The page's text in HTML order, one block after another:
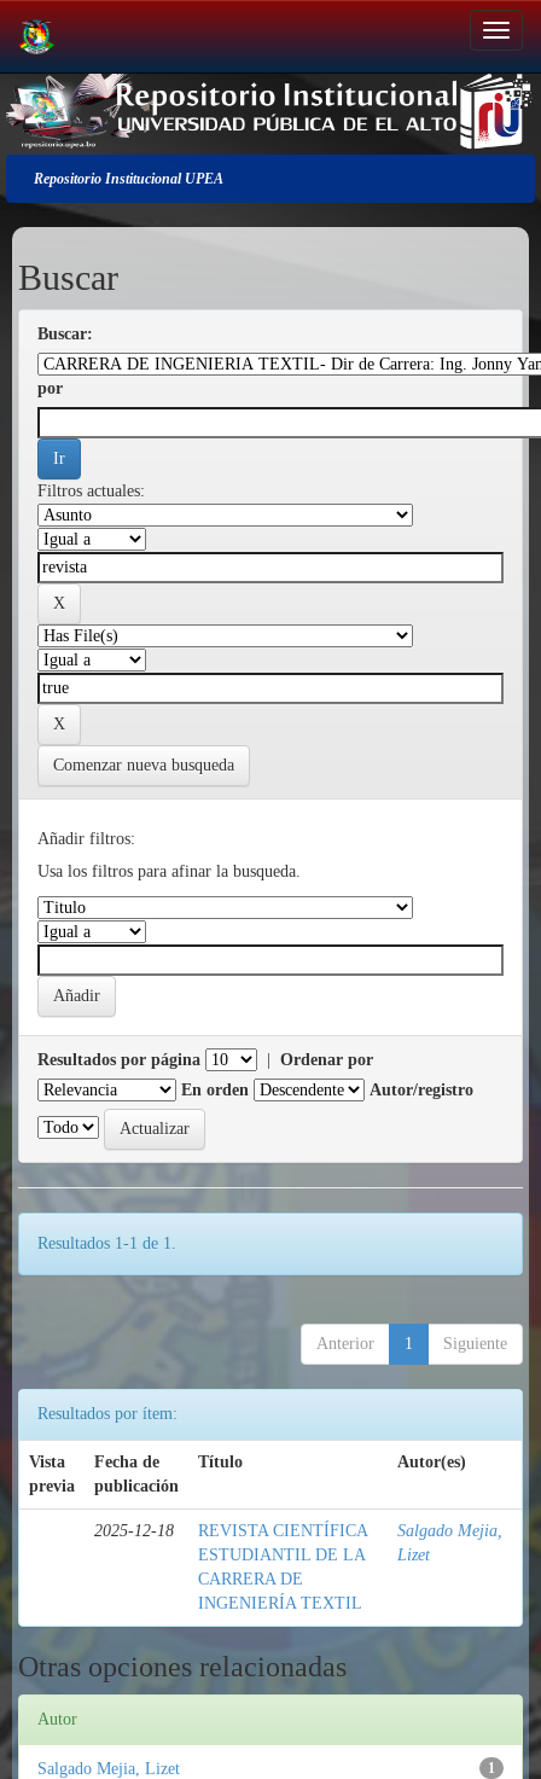
Salir
de
la
navegación
Repositorio Institucional UPEA
Buscar
Buscar:
por
Filtros actuales:
Comenzar nueva busqueda
Añadir filtros:
Usa los filtros para afinar la busqueda.
Resultados por página
Ordenar por
En orden
Autor/registro
Resultados 1-1 de 1.
Anterior 1 Siguiente
Resultados por ítem:
Vista
previa
Fecha de
publicación
Título Autor(es)
2025-12-18
REVISTA CIENTÍFICA
ESTUDIANTIL DE LA
CARRERA DE
INGENIERÍA TEXTIL
Salgado Mejia,
Lizet
Otras opciones relacionadas
Autor
1
Salgado Mejia, Lizet